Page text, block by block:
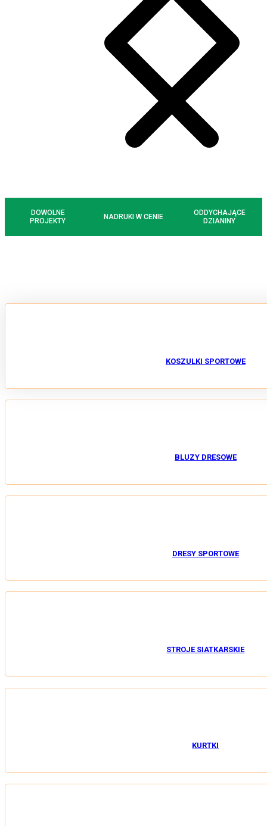
DOWOLNE
PROJEKTY
NADRUKI W CENIE
ODDYCHAJĄCE
DZIANINY
KOSZULKI SPORTOWE
BLUZY DRESOWE
DRESY SPORTOWE
STROJE SIATKARSKIE
KURTKI